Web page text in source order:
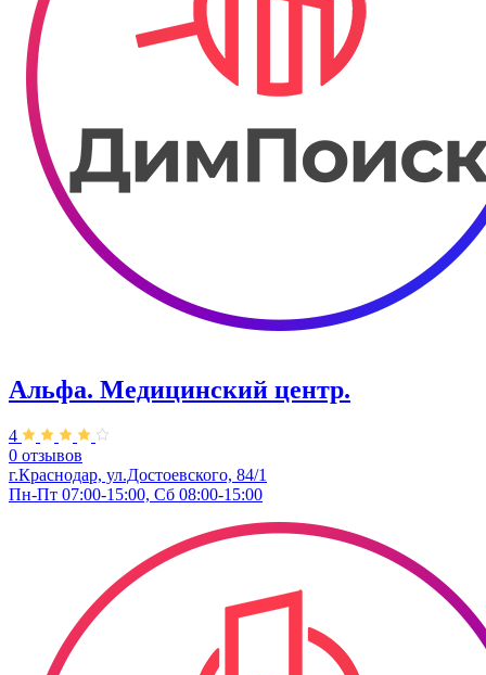
Альфа. Медицинский центр.
4
0 отзывов
г.Краснодар, ул.Достоевского, 84/1
Пн-Пт 07:00-15:00, Сб 08:00-15:00